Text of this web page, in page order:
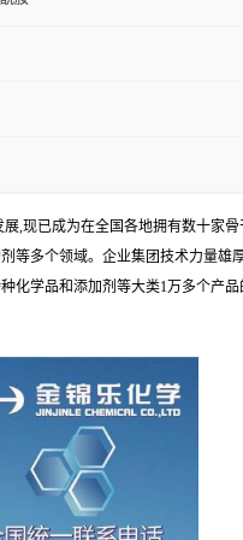
,现已成为在全国各地拥有数十
等多个领域。企业集团技术力量
学品和添加剂等大类1万多个产